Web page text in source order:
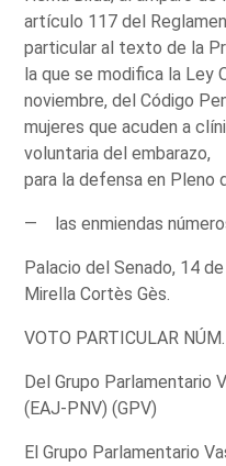
artículo 117 del
particular al texto de la
la que se modifica la Ley
noviembre, del Código
mujeres que acuden a
voluntaria del embarazo,
para la defensa en Pleno
— las enmiendas
Palacio del Senado, 14
Mirella Cortès Gès.
VOTO PARTICULAR
Del Grupo Parlamentario
(EAJ-PNV) (GPV)
El Grupo Parlamentario